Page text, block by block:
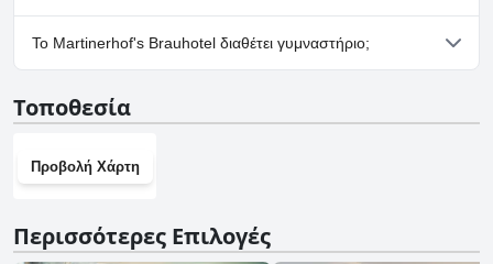
Ναι, υπάρχουν εγκαταστάσεις πάρκινγκ στο Martinerhof's
Brauhotel.
Το Martinerhof's Brauhotel διαθέτει γυμναστήριο;
Τοποθεσία
Προβολή Χάρτη
Περισσότερες Επιλογές